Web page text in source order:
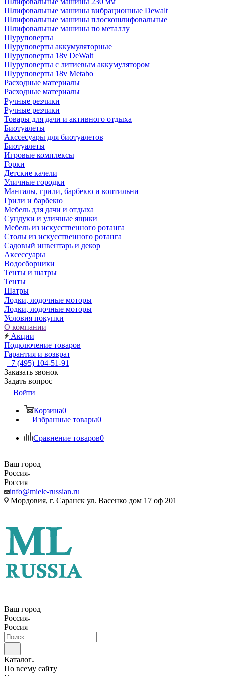
Шлифовальные машины вибрационные Dewalt
Шлифовальные машины плоскошлифовальные
Шлифовальные машины по металлу
Шуруповерты
Шуруповерты аккумуляторные
Шуруповерты 18v DeWalt
Шуруповерты с литиевым аккумулятором
Шуруповерты 18v Metabo
Расходные материалы
Расходные материалы
Ручные резчики
Ручные резчики
Товары для дачи и активного отдыха
Биотуалеты
Акссесуары для биотуалетов
Биотуалеты
Игровые комплексы
Горки
Детские качели
Уличные городки
Мангалы, грили, барбекю и коптильни
Грили и барбекю
Мебель для дачи и отдыха
Сундуки и уличные ящики
Мебель из искусственного ротанга
Столы из искусственного ротанга
Садовый инвентарь и декор
Аксессуары
Водосборники
Тенты и шатры
Тенты
Шатры
Лодки, лодочные моторы
Лодки, лодочные моторы
Условия покупки
О компании
Акции
Подключение товаров
Гарантия и возврат
+7 (495) 104-51-91
Заказать звонок
Задать вопрос
Войти
Корзина0
Избранные товары0
Сравнение товаров0
Ваш город
Россия
Россия
info@miele-russian.ru
Мордовия, г. Саранск ул. Васенко дом 17 оф 201
Ваш город
Россия
Россия
Каталог
По всему сайту